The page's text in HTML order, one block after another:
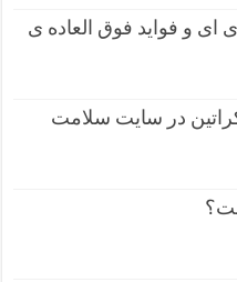
و فواید فوق العاده ی
در سایت سلامت